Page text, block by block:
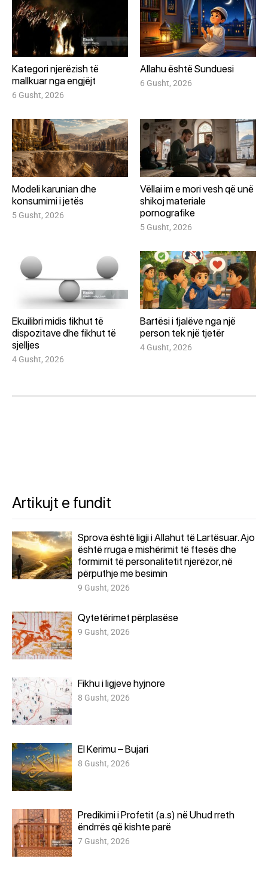
Kategori njerëzish të
mallkuar nga engjëjt
6 Gusht, 2026
Allahu është Sunduesi
6 Gusht, 2026
Modeli karunian dhe
konsumimi i jetës
5 Gusht, 2026
Vëllai im e mori vesh që unë
shikoj materiale
pornografike
5 Gusht, 2026
Ekuilibri midis fikhut të
dispozitave dhe fikhut të
sjelljes
4 Gusht, 2026
Bartësi i fjalëve nga një
person tek një tjetër
4 Gusht, 2026
Artikujt e fundit
Sprova është ligji i Allahut të Lartësuar. Ajo
është rruga e mishërimit të ftesës dhe
formimit të personalitetit njerëzor, në
përputhje me besimin
9 Gusht, 2026
Qytetërimet përplasëse
9 Gusht, 2026
Fikhu i ligjeve hyjnore
8 Gusht, 2026
El Kerimu – Bujari
8 Gusht, 2026
Predikimi i Profetit (a.s) në Uhud rreth
ëndrrës që kishte parë
7 Gusht, 2026